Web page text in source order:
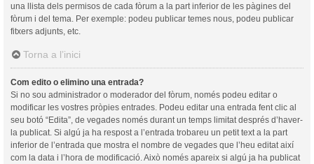
una llista dels permisos de cada fòrum a la part inferior de les pàgines del
fòrum i del tema. Per exemple: podeu publicar temes nous, podeu publicar
fitxers adjunts, etc.
Torna a l’inici
Com edito o elimino una entrada?
Si no sou administrador o moderador del fòrum, només podeu editar o
modificar les vostres pròpies entrades. Podeu editar una entrada fent clic al
seu botó “Edita”, de vegades només durant un temps limitat després d’haver-
la publicat. Si algú ja ha respost a l’entrada trobareu un petit text a la part
inferior de l’entrada que mostra el nombre de vegades que l’heu editat així
com la data i l’hora de modificació. Això només apareix si algú ja ha publicat